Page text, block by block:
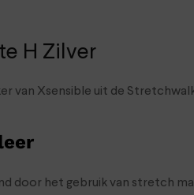
H Zilver
van Xsensible uit de
door het gebruik van stretch